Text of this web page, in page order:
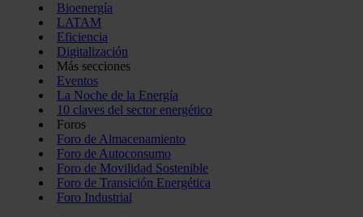
Bioenergía
LATAM
Eficiencia
Digitalización
Más secciones
Eventos
La Noche de la Energía
10 claves del sector energético
Foros
Foro de Almacenamiento
Foro de Autoconsumo
Foro de Movilidad Sostenible
Foro de Transición Energética
Foro Industrial